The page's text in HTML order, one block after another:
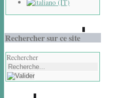
Rechercher sur ce site
Rechercher